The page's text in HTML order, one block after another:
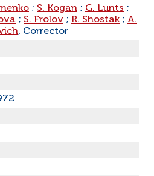
; S. Kogan ; G. Lunts ;
; S. Frolov ; R. Shostak ; A.
, Corrector